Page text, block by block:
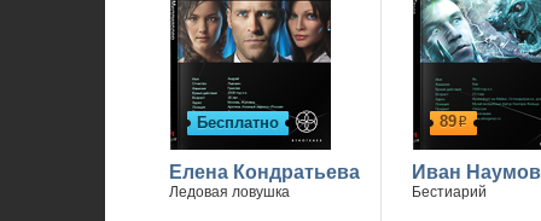
Бесплатно
Елена Кондратьева
Ледовая ловушка
89р
Иван Наумов
Бестиарий